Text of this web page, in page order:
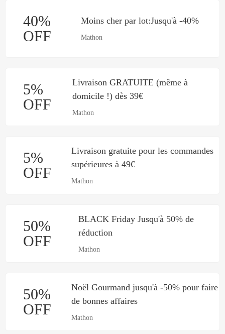
40%
OFF
Moins cher par lot:Jusqu'à -40%
Mathon
5%
OFF
Livraison GRATUITE (même à
domicile !) dès 39€
Mathon
5%
OFF
Livraison gratuite pour les commandes
supérieures à 49€
Mathon
50%
OFF
BLACK Friday Jusqu'à 50% de
réduction
Mathon
50%
OFF
Noël Gourmand jusqu'à -50% pour faire
de bonnes affaires
Mathon